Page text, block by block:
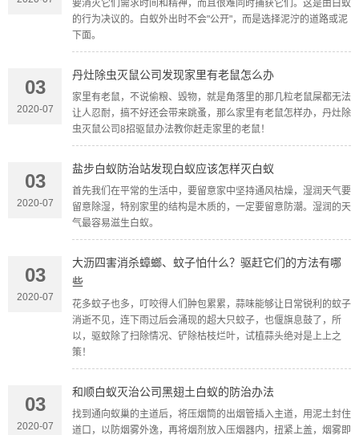
要消灭它们需求时间和精神，而且很难同时捕获它们。这是由白蚁
的行为决议的。白蚁外出时不会"公开"，而是选择泥泞的道路或泥
下面。
03
2020-07
丹灶除虫灭鼠公司发现家里有老鼠怎么办
家里有老鼠，不说偷粮、毁物，就是角落里的那几粒老鼠屎都无法
让人忍耐，搞不好还会带来跳蚤，那么家里有老鼠怎样办，丹灶除
虫灭鼠公司8招驱鼠办法教你赶走家里的老鼠！
03
2020-07
盐步白蚁防治站发现白蚁应该怎样灭白蚁
首先我们在平常的生活中，要留意家中坚持通风枯燥，湿润天气要
留意除湿，特别家里的结构是木质的，一定要留意防潮。湿润的天
气最容易滋生白蚁。
03
2020-07
大沥四害消杀蟑螂、蚊子怕什么？驱赶它们的方法有哪
些
花多蚊子也多，叮咬得人们肿包累累，蒜味能够让日常锐利的蚊子
消逝不见，连下雨过后会涌现的超大只蚊子，也偃旗息鼓了，所
以，驱蚊除了扫除情况、铲除枯枝烂叶，试植蒜头绝对是上上之
策！
03
2020-07
和顺白蚁灭治公司黑翅土白蚁的防治办法
找到通向蚁巢的主道后，将压烟筒的出烟管插入主道，用泥土封住
道口，以防烟雾外逸，再将烟剂放入压烟器内，扭紧上盖，烟雾即